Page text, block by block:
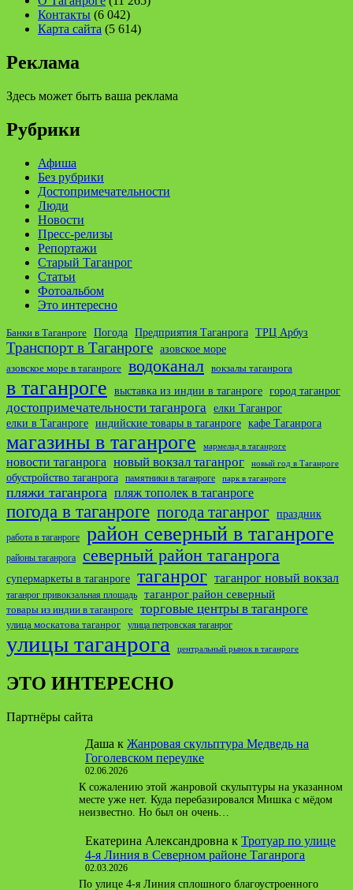
Контакты (6 042)
Карта сайта (5 614)
Реклама
Здесь может быть ваша реклама
Рубрики
Афиша
Без рубрики
Достопримечательности
Люди
Новости
Пресс-релизы
Репортажи
Старый Таганрог
Статьи
Фотоальбом
Это интересно
Банки в Таганроге Погода Предприятия Таганрога ТРЦ Арбуз
Транспорт в Таганроге азовское море
азовское море в таганроге водоканал вокзалы таганрога
в таганроге выставка из индии в таганроге город таганрог
достопримечательности таганрога елки Таганрог
елки в Таганроге индийские товары в таганроге кафе Таганрога
магазины в таганроге мармелад в таганроге
новости таганрога новый вокзал таганрог новый год в Таганроге
обустройство таганрога памятники в таганроге парк в таганроге
пляжи таганрога пляж тополек в таганроге
погода в таганроге погода таганрог праздник
работа в таганроге район северный в таганроге
районы таганрога северный район таганрога
супермаркеты в таганроге таганрог таганрог новый вокзал
таганрог привокзальная площадь таганрог район северный
товары из индии в таганроге торговые центры в таганроге
улица москатова таганрог улица петровская таганрог
улицы таганрога центральный рынок в таганроге
ЭТО ИНТЕРЕСНО
Партнёры сайта
Даша к Жанровая скульптура Медведь на
Гоголевском переулке
02.06.2026
К сожалению этой жанровой скульптуры на указанном
месте уже нет. Куда перебазировался Мишка с мёдом
неизвестно. Но был он очень…
Екатерина Александровна к Тротуар по улице
4-я Линия в Северном районе Таганрога
02.03.2026
По улице 4-я Линия сплошного благоустроенного